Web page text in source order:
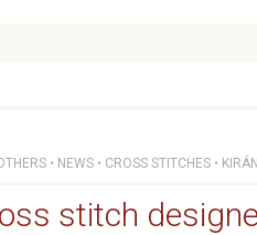
• NEWS • CROSS STITCHES •
stitch